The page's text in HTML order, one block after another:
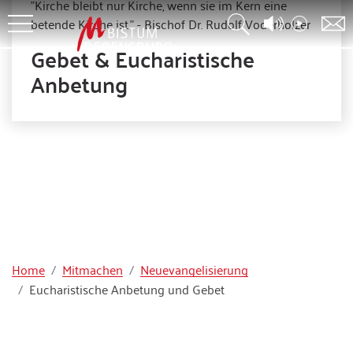
"Kirche bleibt nur Kirche, wenn sie im Kern eine
betende Kirche ist." - Bischof Dr. Rudolf Voderholzer
Gebet & Eucharistische
Anbetung
Home Mitmachen
Neuevangelisierung
Eucharistische Anbetung und Gebet